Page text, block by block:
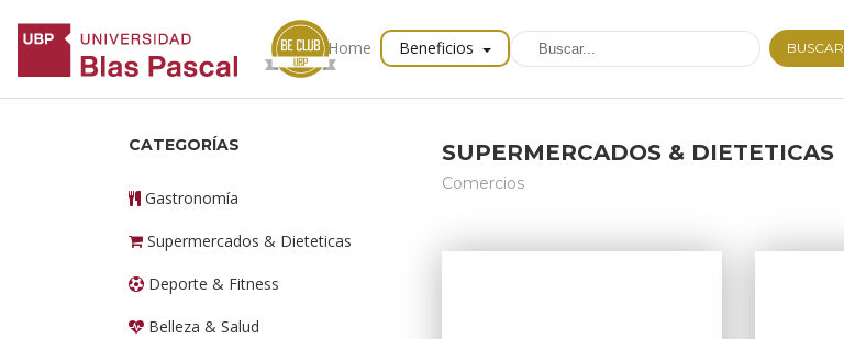
Home Beneficios BUSCAR
CATEGORÍAS
Gastronomía
Supermercados & Dieteticas
Deporte & Fitness
Belleza & Salud
SUPERMERCADOS & DIETETICAS
Comercios